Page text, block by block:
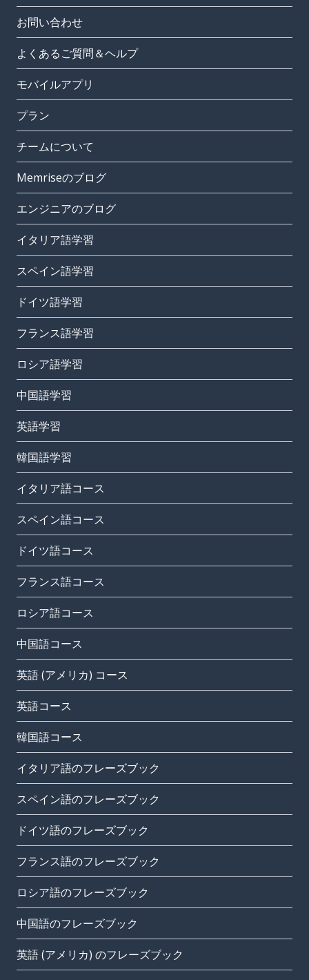
お問い合わせ
よくあるご質問＆ヘルプ
モバイルアプリ
プラン
チームについて
Memriseのブログ
エンジニアのブログ
イタリア語学習
スペイン語学習
ドイツ語学習
フランス語学習
ロシア語学習
中国語学習
英語学習
韓国語学習
イタリア語コース
スペイン語コース
ドイツ語コース
フランス語コース
ロシア語コース
中国語コース
英語 (アメリカ) コース
英語コース
韓国語コース
イタリア語のフレーズブック
スペイン語のフレーズブック
ドイツ語のフレーズブック
フランス語のフレーズブック
ロシア語のフレーズブック
中国語のフレーズブック
英語 (アメリカ) のフレーズブック